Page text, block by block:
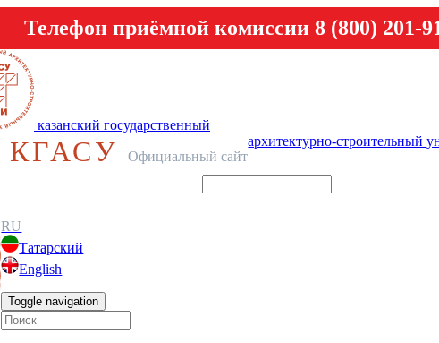
Телефон приёмной комиссии 8 (800) 201-
казанский государственный
архитектурно-строительный
КГАСУ Официальный сайт
RU
Татарский
English
Toggle navigation